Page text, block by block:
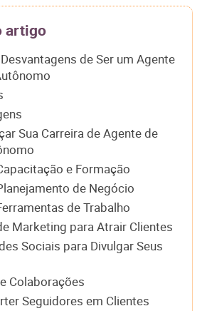
artigo
de Ser um Agente
Sua Carreira de Agente de
e Formação
de Negócio
de Trabalho
Marketing para Atrair Clientes
Sociais para Divulgar Seus
Colaborações
Seguidores em Clientes